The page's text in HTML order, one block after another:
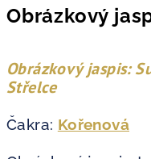
Obrázkový
Obrázkový jaspis:
Střelce
Čakra: Kořenová